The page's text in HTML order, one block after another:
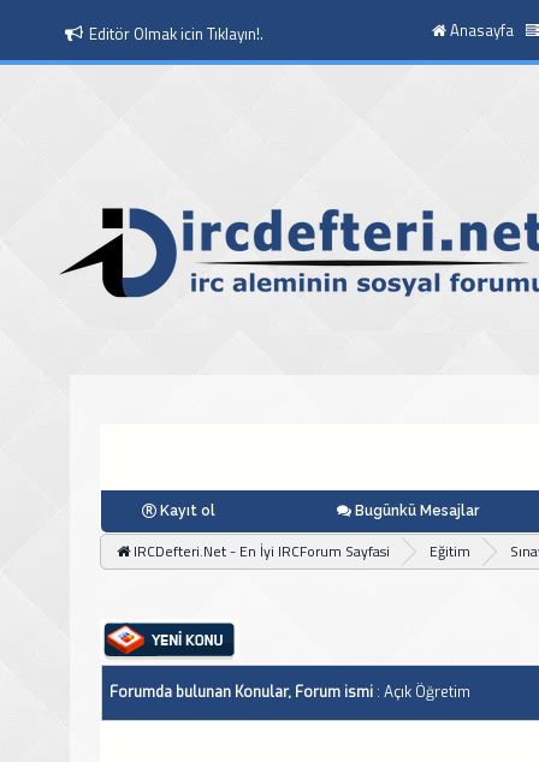
Editör Olmak icin Tıklayın!. Anasayfa
Kayıt ol Bugünkü Mesajlar
IRCDefteri.Net - En İyi IRCForum Sayfasi Eğitim
Forumda bulunan Konular, Forum ismi : Açık Öğretim